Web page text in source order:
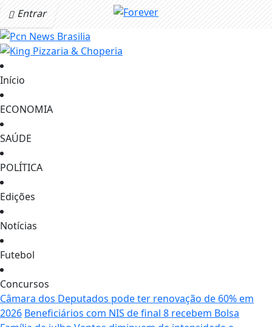
Entrar
Início
ECONOMIA
SAÚDE
POLÍTICA
Edições
Notícias
Futebol
Concursos
Câmara dos Deputados pode ter renovação de 60% em
2026 Beneficiários com NIS de final 8 recebem Bolsa